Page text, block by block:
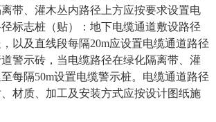
带、灌木丛内路径上方应按要求设置电
标志桩（贴）：地下电缆通道敷设路径
以及直线段每隔20m应设置电缆通道路径
警示砖，当电缆路径在绿化隔离带、灌
每隔50m设置电缆警示桩。电缆通道路径
材质、加工及安装方式应按设计图纸施